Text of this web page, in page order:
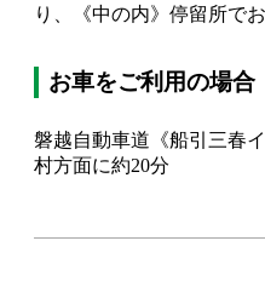
り、《中の内》停留所で
お車をご利用の場合
磐越自動車道《船引三春
村方面に約20分